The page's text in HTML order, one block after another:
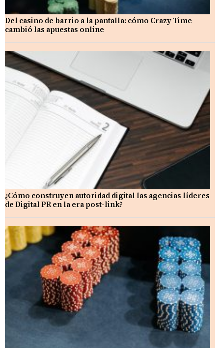
Del casino de barrio a la pantalla: cómo Crazy Time
cambió las apuestas online
¿Cómo construyen autoridad digital las agencias líderes
de Digital PR en la era post-link?